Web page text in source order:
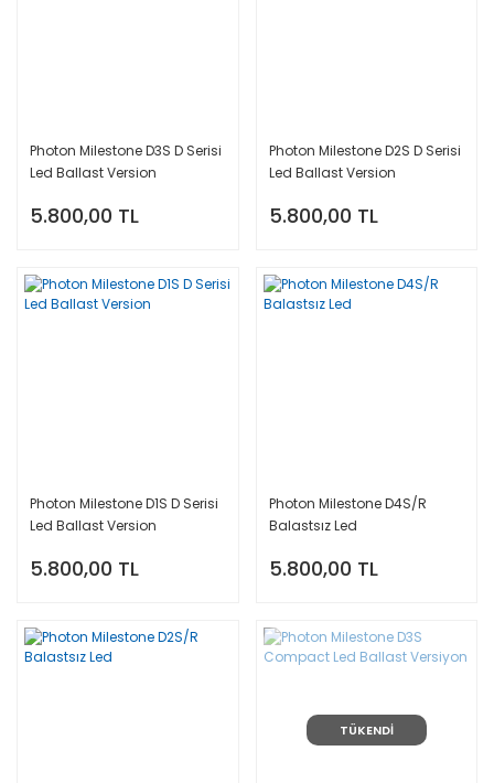
Photon Milestone D3S D Serisi
Led Ballast Version
5.800,00 TL
Photon Milestone D2S D Serisi
Led Ballast Version
5.800,00 TL
Photon Milestone D1S D Serisi
Led Ballast Version
5.800,00 TL
Photon Milestone D4S/R
Balastsız Led
5.800,00 TL
TÜKENDİ